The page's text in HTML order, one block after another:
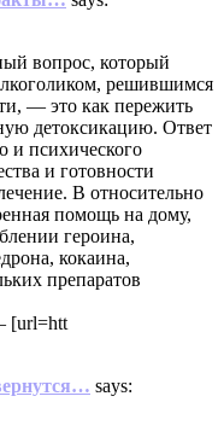
вопрос, который
решившимся
— это как пережить
детоксикацию. Ответ
и психического
и готовности
В относительно
помощь на дому,
героина,
кокаина,
препаратов
[url=htt
says: